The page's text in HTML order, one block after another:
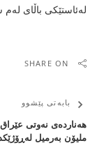
لەئاستێكی باڵای
SHARE ON
بابەتی پێشوو
ملیۆن بەرمیل